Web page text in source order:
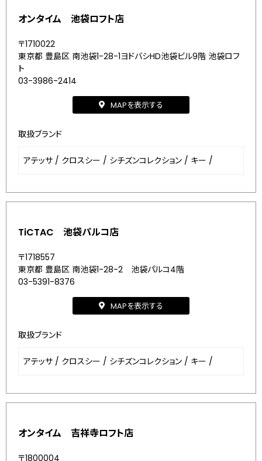
オンタイム 池袋ロフト店
〒1710022
東京都 豊島区 南池袋1-28-1ヨドバシHD池袋ビル9階 池袋ロフ
ト
03-3986-2414
MAPを表示する
取扱ブランド
アテッサ / クロスシー / シチズンコレクション / キー /
TiCTAC 池袋パルコ店
〒1718557
東京都 豊島区 南池袋1-28-2 池袋パルコ4階
03-5391-8376
MAPを表示する
取扱ブランド
アテッサ / クロスシー / シチズンコレクション / キー /
オンタイム 吉祥寺ロフト店
〒1800004